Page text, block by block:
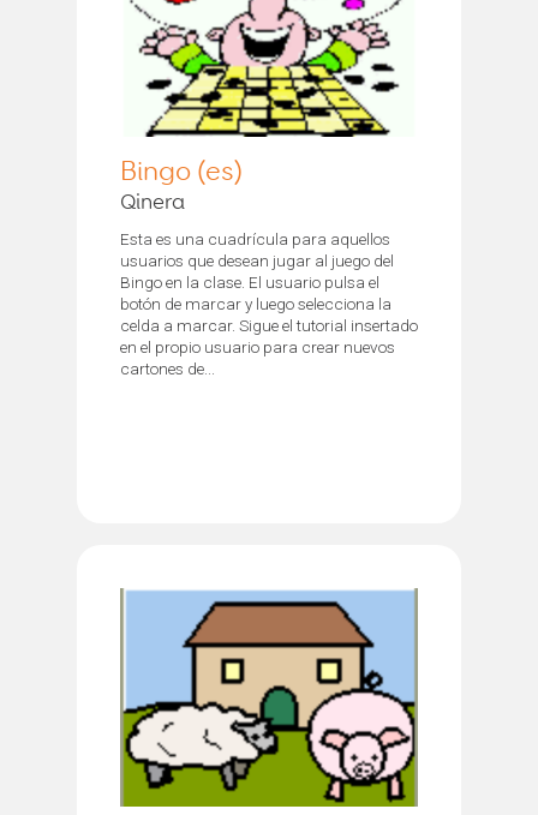
Bingo (es)
Qinera
Esta es una cuadrícula para aquellos
usuarios que desean jugar al juego del
Bingo en la clase. El usuario pulsa el
botón de marcar y luego selecciona la
celda a marcar. Sigue el tutorial insertado
en el propio usuario para crear nuevos
cartones de...